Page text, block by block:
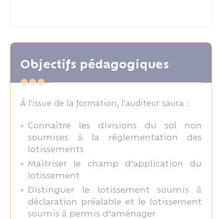
Objectifs pédagogiques
Á l'issue de la formation, l'auditeur saura :
Connaître les divisions du sol non
soumises à la réglementation des
lotissements
Maîtriser le champ d’application du
lotissement
Distinguer le lotissement soumis à
déclaration préalable et le lotissement
soumis à permis d’aménager